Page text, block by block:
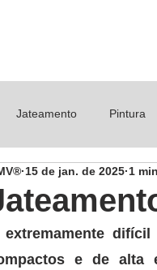
Jateamento Pintura
Segurança
15 de jan. de 2025 1
extremamente
e de alta